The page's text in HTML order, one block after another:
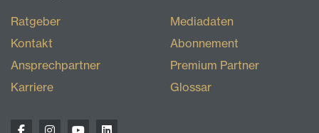
Ratgeber
Kontakt
Ansprechpartner
Karriere
Mediadaten
Abonnement
Premium Partner
Glossar